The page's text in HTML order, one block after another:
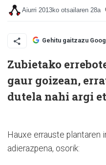
Aiurri 2013ko otsailaren 28a
Gehitu gaitzazu
Zubietako
gaur goizean,
dutela nahi argi
Hauxe errauste plantaren
adierazpena, osorik: